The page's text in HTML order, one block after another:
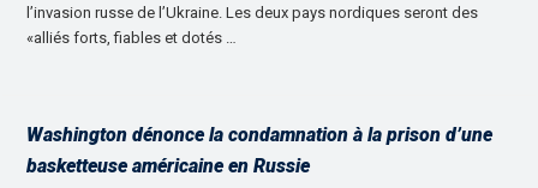
l’invasion russe de l’Ukraine. Les deux pays nordiques seront des
«alliés forts, fiables et dotés …
Washington dénonce la condamnation à la prison d’une
basketteuse américaine en Russie